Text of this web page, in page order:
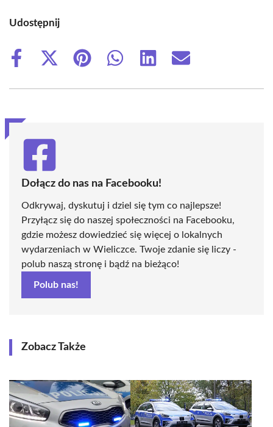
Udostępnij
Share
Share
(Twitter)
Share
Share
Share
Share
Dołącz do nas na Facebooku!
Odkrywaj, dyskutuj i dziel się tym co najlepsze!
Przyłącz się do naszej społeczności na Facebooku,
gdzie możesz dowiedzieć się więcej o lokalnych
wydarzeniach w Wieliczce. Twoje zdanie się liczy -
polub naszą stronę i bądź na bieżąco!
Polub nas!
Zobacz Także